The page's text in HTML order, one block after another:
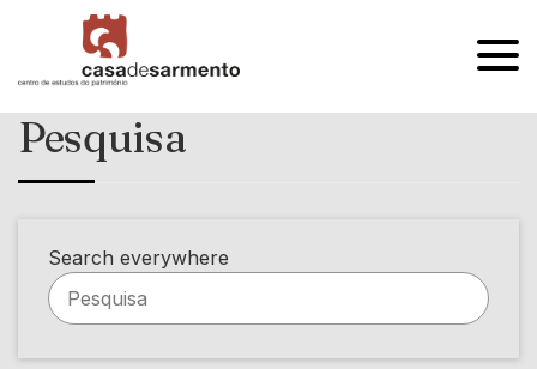
OPEN
Pesquisa
Search everywhere